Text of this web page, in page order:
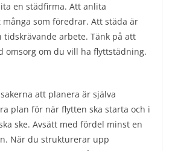
en städfirma. Att anlita
som föredrar. Att städa är
tidskrävande arbete. Tänk på att
omsorg om du vill ha flyttstädning.
att planera är själva
plan för när flytten ska starta och i
ske. Avsätt med fördel minst en
När du strukturerar upp